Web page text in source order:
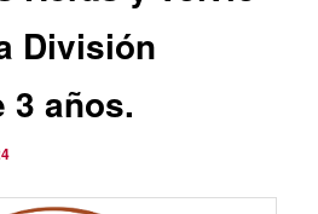
División
3 años.